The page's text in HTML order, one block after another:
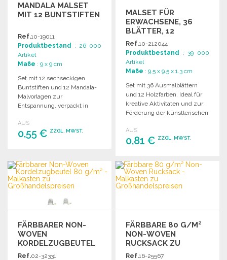
MANDALA MALSET
MIT 12 BUNTSTIFTEN
Ref.10-19011
Produktbestand : 26 000
Artikel
Maße : 9 x 9 cm
Set mit 12 sechseckigen
Buntstiften und 12 Mandala-
Malvorlagen zur
Entspannung, verpackt in
AUS
0,55 € ZZGL. MWST.
Angebot anfordern
MALSET FÜR
ERWACHSENE, 36
BLÄTTER, 12
BUNTSTIFTE
Ref.10-212044
Produktbestand : 39 000
Artikel
Maße : 9.5 x 9.5 x 1.3 cm
Set mit 36 Ausmalblättern
und 12 Holzfarben. Ideal für
kreative Aktivitäten und zur
Förderung der künstlerischen
AUS
0,81 € ZZGL. MWST.
BESTELLEN
Angebot anfordern
FÄRBBARER NON-
WOVEN
KORDELZUGBEUTEL
80 G/M²
Ref.02-32331
FÄRBBARE 80 G/M²
NON-WOVEN
RUCKSACK ZU
GROSSHANDELSPREISEN
Ref.16-25567